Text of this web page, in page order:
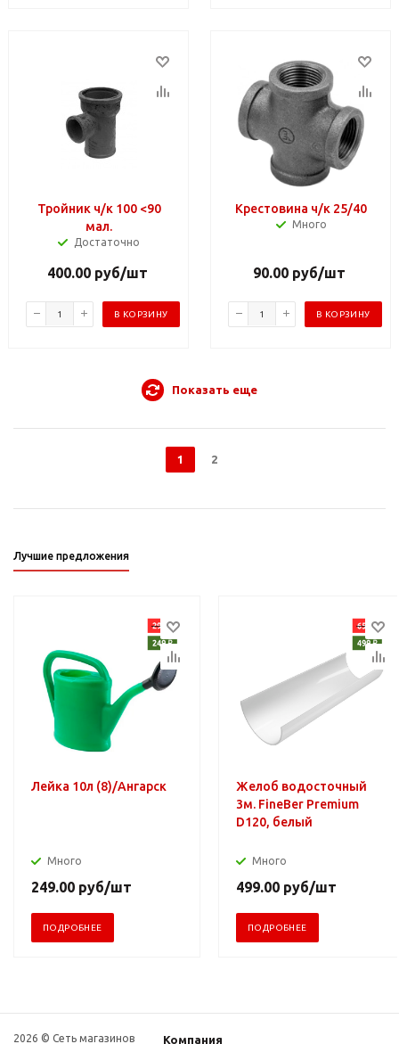
Тройник ч/к 100 <90
мал.
Достаточно
400.00руб/шт
В КОРЗИНУ
Крестовина ч/к 25/40
Много
90.00 руб/шт
В КОРЗИНУ
Показать еще
1 2
Лучшие предложения
Лейка 10л (8)/Ангарск
Много
249.00 руб/шт
ПОДРОБНЕЕ
Желоб водосточный
3м. FineBer Premium
D120, белый
Много
499.00 руб/шт
ПОДРОБНЕЕ
2026 © Сеть магазинов Компания